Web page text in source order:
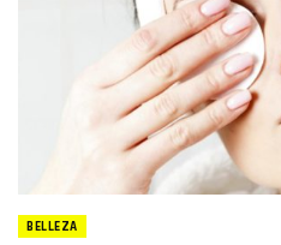
BELLEZA